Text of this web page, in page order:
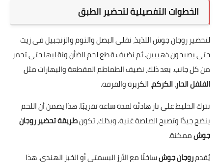
الخطوات التفصيلية لتحضير الطبق
لتحضير روجان جوش اللذيذ، نقلي البصل والثوم والزنجبيل في زيت
حتى يصبحون ذهبيين. ثم نضيف قطع لحم الضأن ونقليها حتى تحمر
من كل جانب. بعد ذلك، نضيف الطماطم المقطعة والبهارات مثل
الفلفل الحار،الكركم، الكزبرة والقرفة.
نترك الخليط على نار هادئة لمدة ساعة تقريبًا. هذا يضمن أن اللحم
ينضج جيدًا وتصبح الصلصة غنية. وبذلك، تكونطريقة تحضير روجان
جوشممكنة.
يُقدمروجان جوشساخنًا مع الأرز البسمتي أو الخبز الهندي. هذا